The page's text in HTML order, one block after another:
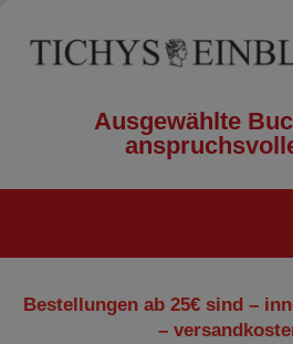
Ausgewählte
Bestellungen ab 25€ sind –
–